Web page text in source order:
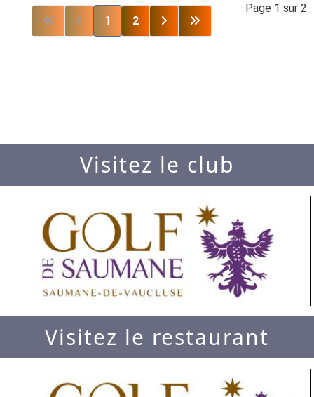
Page 1 sur 2
1
2
Visitez le club
Visitez le restaurant